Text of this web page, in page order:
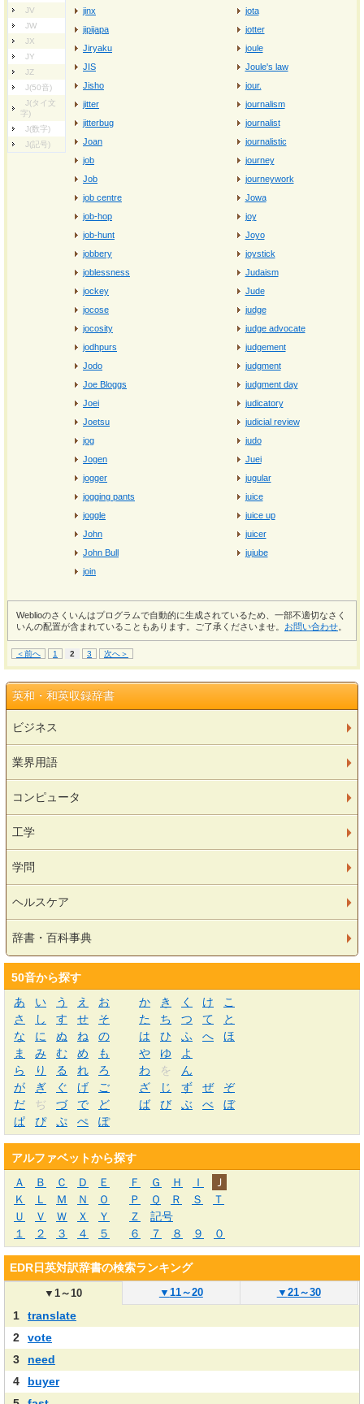
JV
JW
JX
JY
JZ
J(50音)
J(タイ文
字)
J(数字)
J(記号)
jinx
jipijapa
Jiryaku
JIS
Jisho
jitter
jitterbug
Joan
job
Job
job centre
job-hop
job-hunt
jobbery
joblessness
jockey
jocose
jocosity
jodhpurs
Jodo
Joe Bloggs
Joei
Joetsu
jog
Jogen
jogger
jogging pants
joggle
John
John Bull
join
jota
jotter
joule
Joule's law
jour.
journalism
journalist
journalistic
journey
journeywork
Jowa
joy
Joyo
joystick
Judaism
Jude
judge
judge advocate
judgement
judgment
judgment day
judicatory
judicial review
judo
Juei
jugular
juice
juice up
juicer
jujube
Weblioのさくいんはプログラムで自動的に生成されているため、一部不適切なさく
いんの配置が含まれていることもあります。ご了承くださいませ。 お問い合わせ
＜前へ 1 2 3 次へ＞
英和・和英収録辞書
ビジネス
業界用語
コンピュータ
工学
学問
ヘルスケア
辞書・百科事典
50音から探す
あ
い う え お か き く け
こ
さ
し す せ そ た ち つ て
と
な
に ぬ ね の は ひ ふ へ
ほ
ま
み む め も や ゆ
よ
ら
り る れ ろ わ を
ん
が
ぎ ぐ げ ご ざ じ ず ぜ
ぞ
だ
ぢ づ で ど ば び ぶ べ
ぼ
ぱ
ぴ ぷ ぺ ぽ
アルファベットから探す
Ａ
Ｂ Ｃ Ｄ Ｅ Ｆ Ｇ Ｈ Ｉ
Ｊ
Ｋ
Ｌ Ｍ Ｎ Ｏ Ｐ Ｑ Ｒ Ｓ
Ｔ
Ｕ
Ｖ Ｗ Ｘ Ｙ Ｚ
記号
１
２ ３ ４ ５ ６ ７ ８ ９ ０
EDR日英対訳辞書の検索ランキング
▼1～10 ▼ 11～20 ▼ 21～30
1
translate
2
vote
3
need
4
buyer